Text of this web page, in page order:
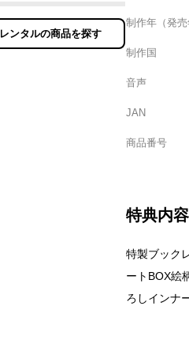
レンタルの商品を探す
制作年（発売
制作国
音声
JAN
商品番号
特典内容
特製ブック
ートBOX絵
ろしインナ